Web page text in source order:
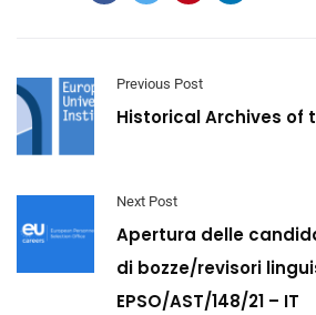
Previous Post
Historical Archives of
Next Post
Apertura delle
di bozze/revisori
EPSO/AST/148/21 – IT